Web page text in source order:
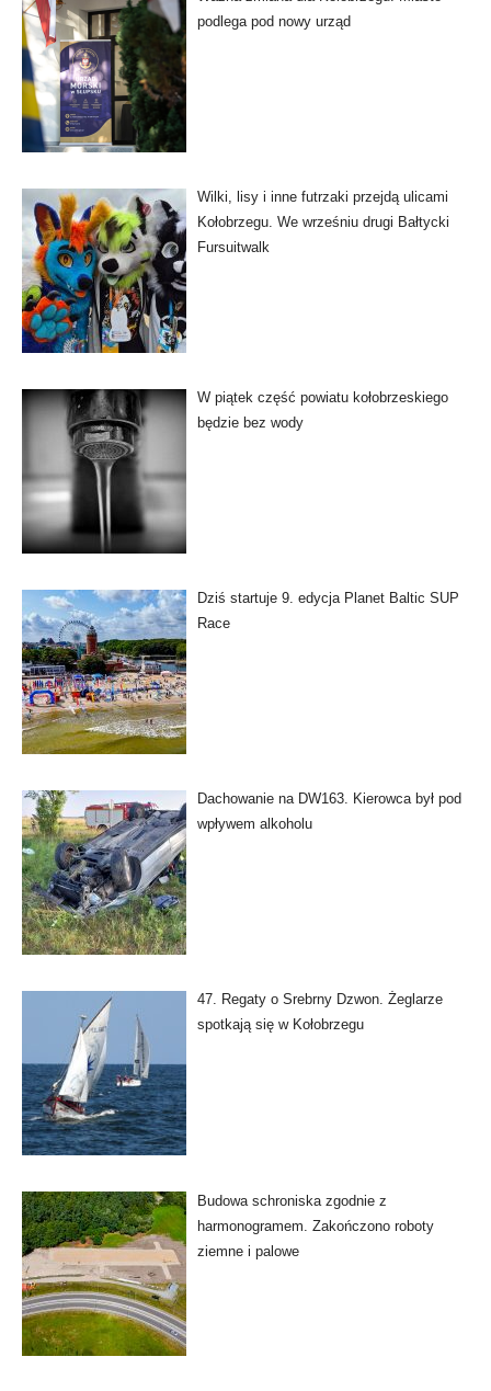
podlega pod nowy urząd
Wilki, lisy i inne futrzaki przejdą ulicami
Kołobrzegu. We wrześniu drugi Bałtycki
Fursuitwalk
W piątek część powiatu kołobrzeskiego
będzie bez wody
Dziś startuje 9. edycja Planet Baltic SUP
Race
Dachowanie na DW163. Kierowca był pod
wpływem alkoholu
47. Regaty o Srebrny Dzwon. Żeglarze
spotkają się w Kołobrzegu
Budowa schroniska zgodnie z
harmonogramem. Zakończono roboty
ziemne i palowe